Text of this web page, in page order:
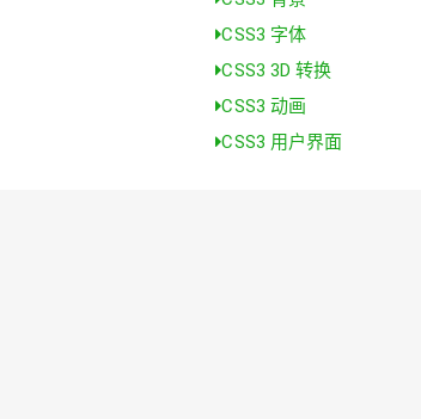
CSS3 字体
CSS3 3D 转换
CSS3 动画
CSS3 用户界面